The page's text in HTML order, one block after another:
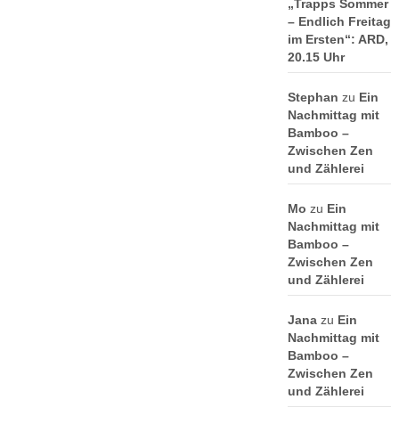
„Trapps Sommer
– Endlich Freitag
im Ersten“: ARD,
20.15 Uhr
Stephan zu Ein
Nachmittag mit
Bamboo –
Zwischen Zen
und Zählerei
Mo zu Ein
Nachmittag mit
Bamboo –
Zwischen Zen
und Zählerei
Janazu Ein
Nachmittag mit
Bamboo –
Zwischen Zen
und Zählerei